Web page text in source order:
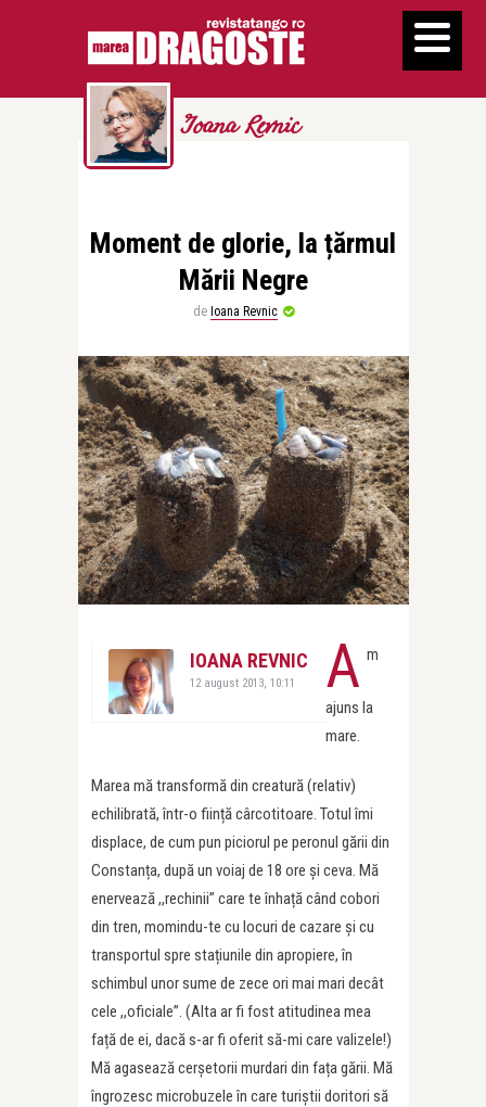
Ioana Revnic
Moment de glorie, la țărmul
Mării Negre
de Ioana Revnic
IOANA REVNIC
12 august 2013, 10:11 A m
ajuns la
mare.
Marea mă transformă din creatură (relativ)
echilibrată, într-o ființă cârcotitoare. Totul îmi
displace, de cum pun piciorul pe peronul gării din
Constanța, după un voiaj de 18 ore și ceva. Mă
enervează ,,rechinii” care te înhață când cobori
din tren, momindu-te cu locuri de cazare și cu
transportul spre stațiunile din apropiere, în
schimbul unor sume de zece ori mai mari decât
cele ,,oficiale”. (Alta ar fi fost atitudinea mea
față de ei, dacă s-ar fi oferit să-mi care valizele!)
Mă agasează cerșetorii murdari din fața gării. Mă
îngrozesc microbuzele în care turiștii doritori să